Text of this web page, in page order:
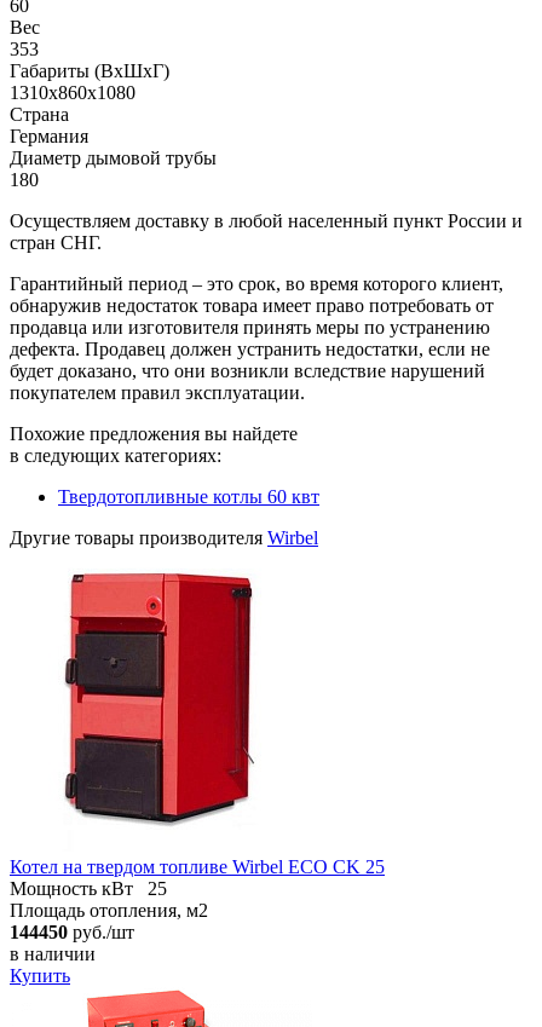
60
Вес
353
Габариты (ВхШхГ)
1310x860x1080
Страна
Германия
Диаметр дымовой трубы
180
Осуществляем доставку в любой населенный пункт России и
стран СНГ.
Гарантийный период – это срок, во время которого клиент,
обнаружив недостаток товара имеет право потребовать от
продавца или изготовителя принять меры по устранению
дефекта. Продавец должен устранить недостатки, если не
будет доказано, что они возникли вследствие нарушений
покупателем правил эксплуатации.
Похожие предложения вы найдете
в следующих категориях:
Твердотопливные котлы 60 квт
Другие товары производителя Wirbel
Котел на твердом топливе Wirbel ECO CK 25
Мощность кВт
25
Площадь отопления, м2
144450 руб./шт
в наличии
Купить